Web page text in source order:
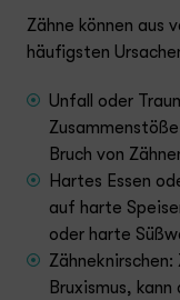
Zähne können aus
häufigsten
Unfall oder
Bruch von
Hartes Essen
auf harte
oder harte
Bruxismus,